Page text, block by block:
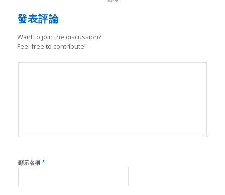
發表評論
Want to join the discussion?
Feel free to contribute!
顯示名稱 *